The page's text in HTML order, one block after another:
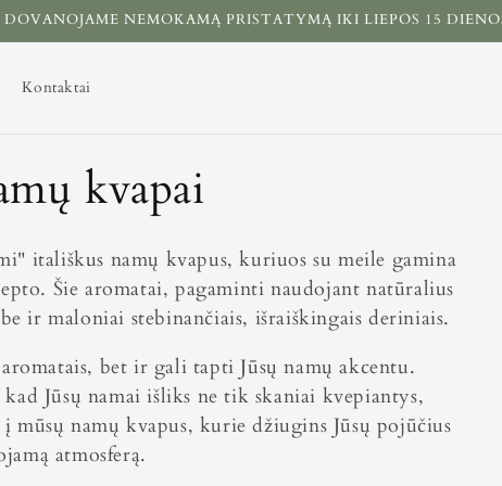
DOVANOJAME NEMOKAMĄ PRISTATYMĄ IKI LIEPOS 15
Kontaktai
kvapai
itališkus namų kvapus, kuriuos su meile gamina
Šie aromatai, pagaminti naudojant natūralius
ir maloniai stebinančiais, išraiškingais deriniais.
bet ir gali tapti Jūsų namų akcentu.
Jūsų namai išliks ne tik skaniai kvepiantys,
namų kvapus, kurie džiugins Jūsų pojūčius
atmosferą.